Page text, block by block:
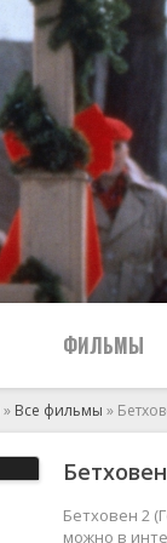
ФИЛЬМЫ
2024
» Все фильмы »
Бетховен 2
можно в